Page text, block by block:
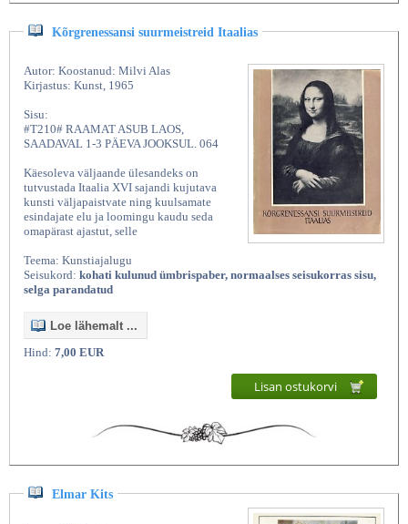
Kõrgrenessansi suurmeistreid Itaalias
Autor: Koostanud: Milvi Alas
Kirjastus: Kunst, 1965
Sisu:
#T210# RAAMAT ASUB LAOS,
SAADAVAL 1-3 PÄEVA JOOKSUL. 064
Käesoleva väljaande ülesandeks on
tutvustada Itaalia XVI sajandi kujutava
kunsti väljapaistvate ning kuulsamate
esindajate elu ja loomingu kaudu seda
omapärast ajastut, selle
Teema: Kunstiajalugu
Seisukord: kohati kulunud ümbrispaber, normaalses seisukorras sisu,
selga parandatud
Loe lähemalt ...
Hind: 7,00 EUR
Lisan ostukorvi
Elmar Kits